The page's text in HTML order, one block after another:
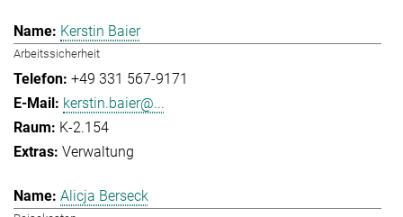
Kerstin Baier
Arbeitssicherheit
+49 331 567-9171
kerstin.baier@...
K-2.154
Verwaltung
Alicja Berseck